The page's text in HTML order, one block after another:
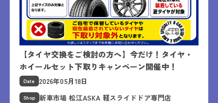
【タイヤ交換をご検討の方へ】今だけ！タイヤ・
ホイールセット下取りキャンペーン開催中！
Date 2026年05月18日
Shop 新車市場 松江ASKA 軽スライドドア専門店